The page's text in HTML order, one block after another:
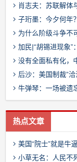
肖志夫：苏联解体
子珩墨：今夕何年？42岁
为什么阶级斗争不
加民|“胡锡进现象”：退
没有全面私有化，中
后沙：美国制裁”
牛弹琴：一场被遗
热点文章
美国“院士”就是牛逼
小草无名：人民不